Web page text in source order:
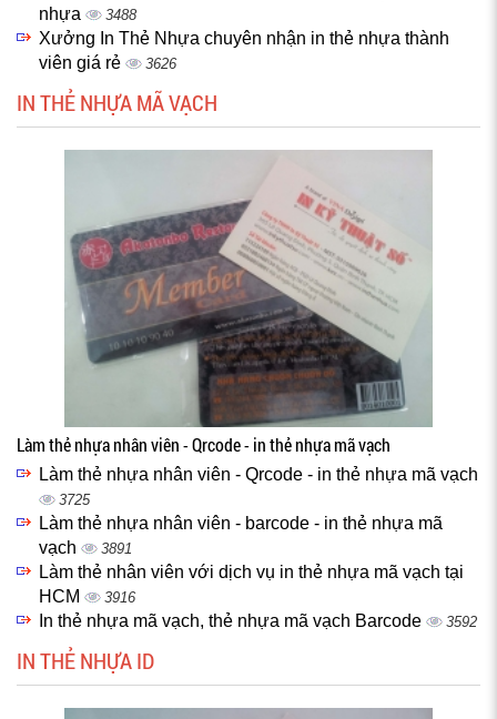
nhựa
3488
Xưởng In Thẻ Nhựa chuyên nhận in thẻ nhựa thành
viên giá rẻ
3626
IN THẺ NHỰA MÃ VẠCH
Làm thẻ nhựa nhân viên - Qrcode - in thẻ nhựa mã vạch
Làm thẻ nhựa nhân viên - Qrcode - in thẻ nhựa mã vạch
3725
Làm thẻ nhựa nhân viên - barcode - in thẻ nhựa mã
vạch
3891
Làm thẻ nhân viên với dịch vụ in thẻ nhựa mã vạch tại
HCM
3916
In thẻ nhựa mã vạch, thẻ nhựa mã vạch Barcode 3592
IN THẺ NHỰA ID